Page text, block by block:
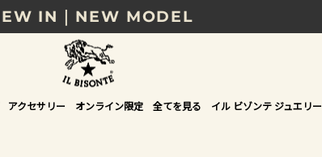
IN｜NEW MODEL
で｜税込11,000円以上で送料無料
ンから選べる、新しいギフトガイド
IN｜COLOR LEATHER
アクセサリー オンライン限定 全てを見る イル ビゾンテ ジュエリー